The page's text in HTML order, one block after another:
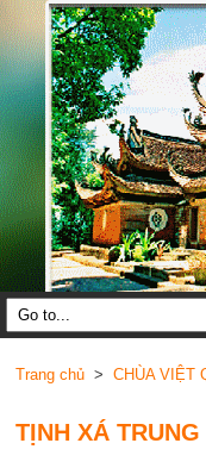
Trang chủ> CHÙA VIỆT
TỊNH XÁ TRUNG